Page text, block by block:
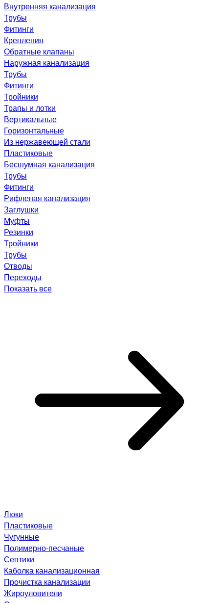
Внутренняя канализация
Трубы
Фитинги
Крепления
Обратные клапаны
Наружная канализация
Трубы
Фитинги
Тройники
Трапы и лотки
Вертикальные
Горизонтальные
Из нержавеющей стали
Пластиковые
Бесшумная канализация
Трубы
Фитинги
Рифленая канализация
Заглушки
Муфты
Резинки
Тройники
Трубы
Отводы
Переходы
Показать все
Люки
Пластиковые
Чугунные
Полимерно-песчаные
Септики
Каболка канализационная
Прочистка канализации
Жироуловители